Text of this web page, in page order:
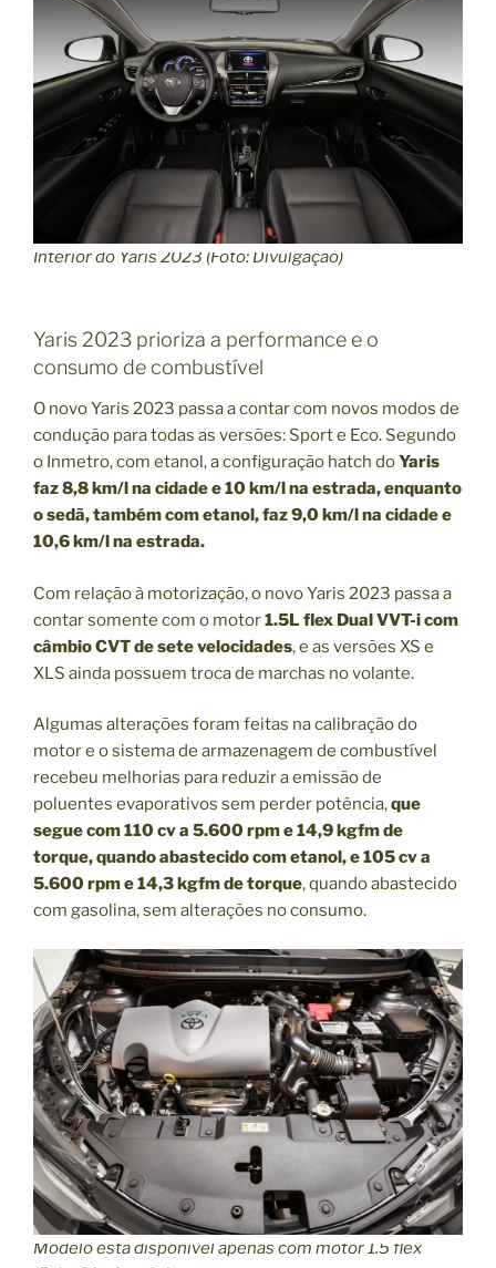
Interior do Yaris 2023 (Foto: Divulgação)
Yaris 2023 prioriza a performance e o
consumo de combustível
O novo Yaris 2023 passa a contar com novos modos de
condução para todas as versões: Sport e Eco. Segundo
o Inmetro, com etanol, a configuração hatch doYaris
faz 8,8 km/l na cidade e 10 km/l na estrada, enquanto
o sedã, também com etanol, faz 9,0 km/l na cidade e
10,6 km/l na estrada.
Com relação à motorização, o novo Yaris 2023 passa a
contar somente com o motor1.5L flex Dual VVT-i com
câmbio CVT de sete velocidades, e as versões XS e
XLS ainda possuem troca de marchas no volante.
Algumas alterações foram feitas na calibração do
motor e o sistema de armazenagem de combustível
recebeu melhorias para reduzir a emissão de
poluentes evaporativos sem perder potência,que
segue com 110 cv a 5.600 rpm e 14,9 kgfm de
torque, quando abastecido com etanol, e 105 cv a
5.600 rpm e 14,3 kgfm de torque, quando abastecido
com gasolina, sem alterações no consumo.
Modelo está disponível apenas com motor 1.5 flex